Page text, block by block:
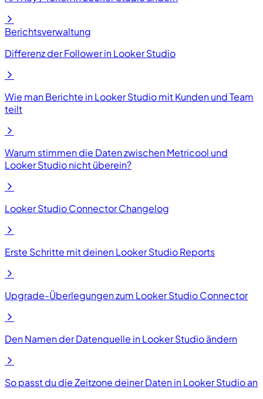
Berichtsverwaltung
Differenz der Follower in Looker Studio
Wie man Berichte in Looker Studio mit Kunden und Team
teilt
Warum stimmen die Daten zwischen Metricool und
Looker Studio nicht überein?
Looker Studio Connector Changelog
Erste Schritte mit deinen Looker Studio Reports
Upgrade-Überlegungen zum Looker Studio Connector
Den Namen der Datenquelle in Looker Studio ändern
So passt du die Zeitzone deiner Daten in Looker Studio an